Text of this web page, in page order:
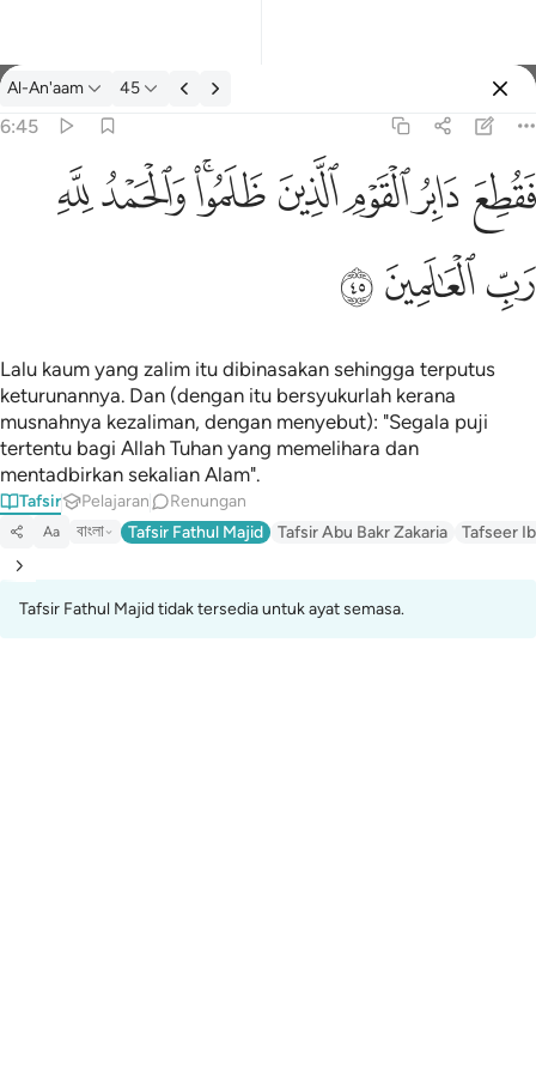
Tafsir: Al-An'aam 6:45
Al-An'aam 45
6:45
فقطع دابر القوم الذين ظلموا والحمد لله رب العالمين ٤٥
ٱلْقَوْمِ ٱلَّذِينَ ظَلَمُوا۟ ۚ وَٱلْحَمْدُ لِلَّهِ رَبِّ ٱلْعَـٰلَمِينَ ٤٥ﱁ ﱂﱃﱄﱅﱆﱇﱈ
ﱉﱊﱋ
Lalu kaum yang zalim itu dibinasakan sehingga terputus
keturunannya. Dan (dengan itu bersyukurlah kerana
musnahnya kezaliman, dengan menyebut): "Segala puji
tertentu bagi Allah Tuhan yang memelihara dan
mentadbirkan sekalian Alam".
Tafsir Pelajaran Renungan
Aa বাংলা Tafsir Fathul Majid Tafsir Abu Bakr Zakaria Tafseer
Tafsir Fathul Majid tidak tersedia untuk ayat semasa.